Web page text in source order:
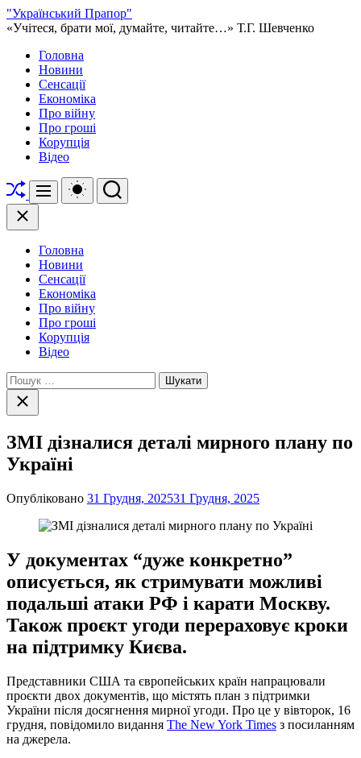
Перейти
до
"Український Прапор"
«Учітеся, брати мої, думайте, читайте…» Т.Г. Шевченко
Головна
Новини
Сенсації
Економіка
Про війну
Про гроші
Корупція
Відео
Перетасувати
Меню
Перемикач
кольорового
Пошук
Закрити
Головна
Новини
Сенсації
Економіка
Про війну
Про гроші
Корупція
Відео
Пошук:
Закрити
пошук
ЗМІ дізналися деталі мирного плану по
Україні
Опубліковано 31 Грудня, 202531 Грудня, 2025
У документах “дуже конкретно”
описується, як стримувати можливі
подальші атаки РФ і карати Москву.
Також проєкт угоди перераховує кроки
на підтримку Києва.
Представники США та європейських країн напрацювали
проєкти двох документів, що містять план з підтримки
України після досягнення мирної угоди. Про це у вівторок, 16
грудня, повідомило видання The New York Times з посиланням
на джерела.